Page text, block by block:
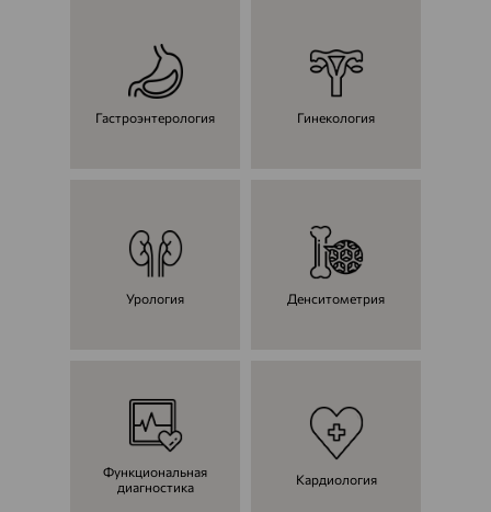
Гастроэнтерология Гинекология
Урология Денситометрия
Функциональная
диагностика
Кардиология